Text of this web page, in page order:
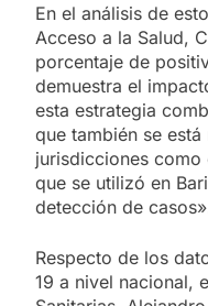
En el análisis de
Acceso a la Salud,
porcentaje de
demuestra el
esta estrategia
que también se
jurisdicciones como
que se utilizó en
detección de
Respecto de los
19 a nivel nacional,